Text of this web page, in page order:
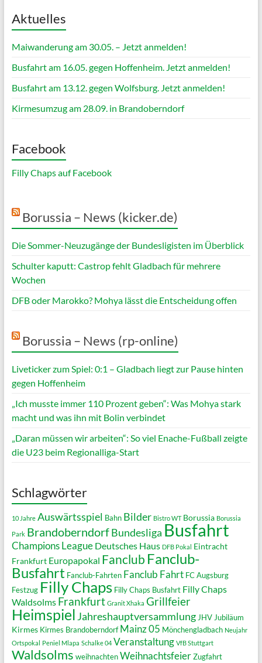
Aktuelles
Maiwanderung am 30.05. – Jetzt anmelden!
Busfahrt am 16.05. gegen Hoffenheim. Jetzt anmelden!
Busfahrt am 13.12. gegen Wolfsburg. Jetzt anmelden!
Kirmesumzug am 28.09. in Brandoberndorf
Facebook
Filly Chaps auf Facebook
Borussia – News (kicker.de)
Die Sommer-Neuzugänge der Bundesligisten im Überblick
Schulter kaputt: Castrop fehlt Gladbach für mehrere
Wochen
DFB oder Marokko? Mohya lässt die Entscheidung offen
Borussia – News (rp-online)
Liveticker zum Spiel: 0:1 – Gladbach liegt zur Pause hinten
gegen Hoffenheim
„Ich musste immer 110 Prozent geben“: Was Mohya stark
macht und was ihn mit Bolin verbindet
„Daran müssen wir arbeiten“: So viel Enache-Fußball zeigte
die U23 beim Regionalliga-Start
Schlagwörter
10 Jahre Auswärtsspiel Bahn Bilder Bistro WT Borussia Borussia
Park BrandoberndorfBundesliga Busfahrt
Champions League Deutsches Haus DFB Pokal Eintracht
Frankfurt Europapokal Fanclub Fanclub-
Busfahrt Fanclub-Fahrten Fanclub Fahrt FC Augsburg
Festzug Filly Chaps Filly Chaps Busfahrt Filly Chaps
Waldsolms Frankfurt Granit Xhaka Grillfeier
Heimspiel Jahreshauptversammlung JHV Jubiläum
Kirmes Kirmes Brandoberndorf Mainz 05 Mönchengladbach Neujahr
Ortspokal Peniel Mlapa Schalke 04 Veranstaltung VfB Stuttgart
Waldsolms weihnachten Weihnachtsfeier Zugfahrt